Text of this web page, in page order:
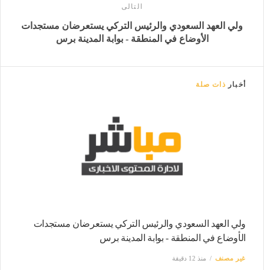
التالى
ولي العهد السعودي والرئيس التركي يستعرضان مستجدات
الأوضاع في المنطقة - بوابة المدينة برس
أخبار ذات صلة
ولي العهد السعودي والرئيس التركي يستعرضان مستجدات
الأوضاع في المنطقة - بوابة المدينة برس
غير مصنف منذ 12 دقيقة